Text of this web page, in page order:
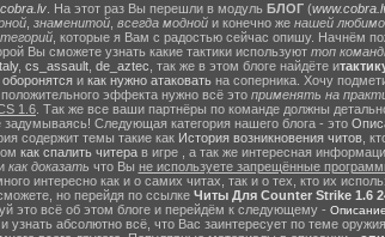
. На этот раз Вы перешли в модуль БЛОГ (
знаменитой всегда модной и конечно же нашей
, которые я Вам с радостью сейчас опишу. Начнём
Вы сможете узнать какие тактики используют топ
, cs_assault, de_aztec , так же в этом блоге найдёте и
и как нужно атаковать на соперника. Хочу
эффекта нужно всё это применять на
1.6 . Так же все ваши партнёры по команде должны
Следующая категория нашего блога - это
содержит темы такие как История возникновения читов ,
как спалить читера в игре , а так же интересная
как доказать что Вы не используете запрещённые
интересно как и о самих читах, так и о тех, кто их
но перейдя по ссылке Читы Для Counter Strike 1.6
это всё об этом блоге и перейдём к следующему -
узнать абсолютно всё, что Вас заинтересует по теме оружия